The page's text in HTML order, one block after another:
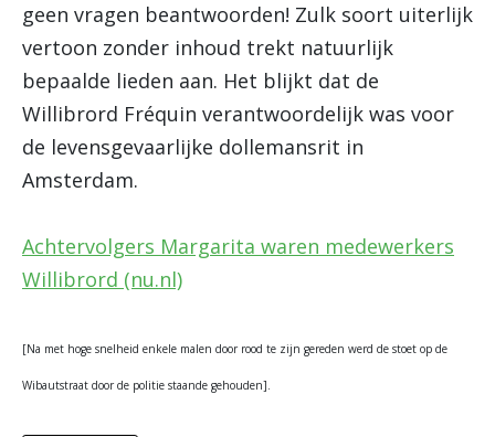
geen vragen beantwoorden! Zulk soort uiterlijk
vertoon zonder inhoud trekt natuurlijk
bepaalde lieden aan. Het blijkt dat de
Willibrord Fréquin verantwoordelijk was voor
de levensgevaarlijke dollemansrit in
Amsterdam.
Achtervolgers Margarita waren medewerkers
Willibrord (nu.nl)
[Na met hoge snelheid enkele malen door rood te zijn gereden werd de stoet op de
Wibautstraat door de politie staande gehouden].